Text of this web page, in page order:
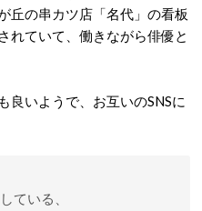
丘の串カツ店「名代」の看板
れていて、働きながら俳優と
良いようで、お互いのSNSに
ている、